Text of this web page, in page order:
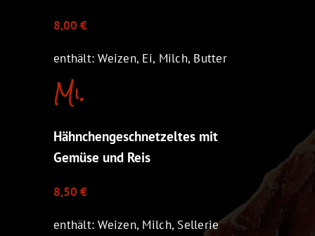
8,00 €
enthält: Weizen, Ei, Milch, Butter
Mi.
Hähnchengeschnetzeltes mit
Gemüse und Reis
8,50 €
enthält: Weizen, Milch, Sellerie